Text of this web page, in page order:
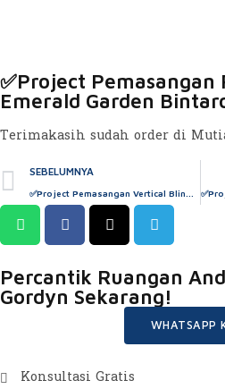
✅Project Pemasangan
Emerald Garden
Terimakasih sudah order di
SEBELUMNYA
Percantik Ruangan
Gordyn Sekarang!
WHATSAPP
Konsultasi Gratis